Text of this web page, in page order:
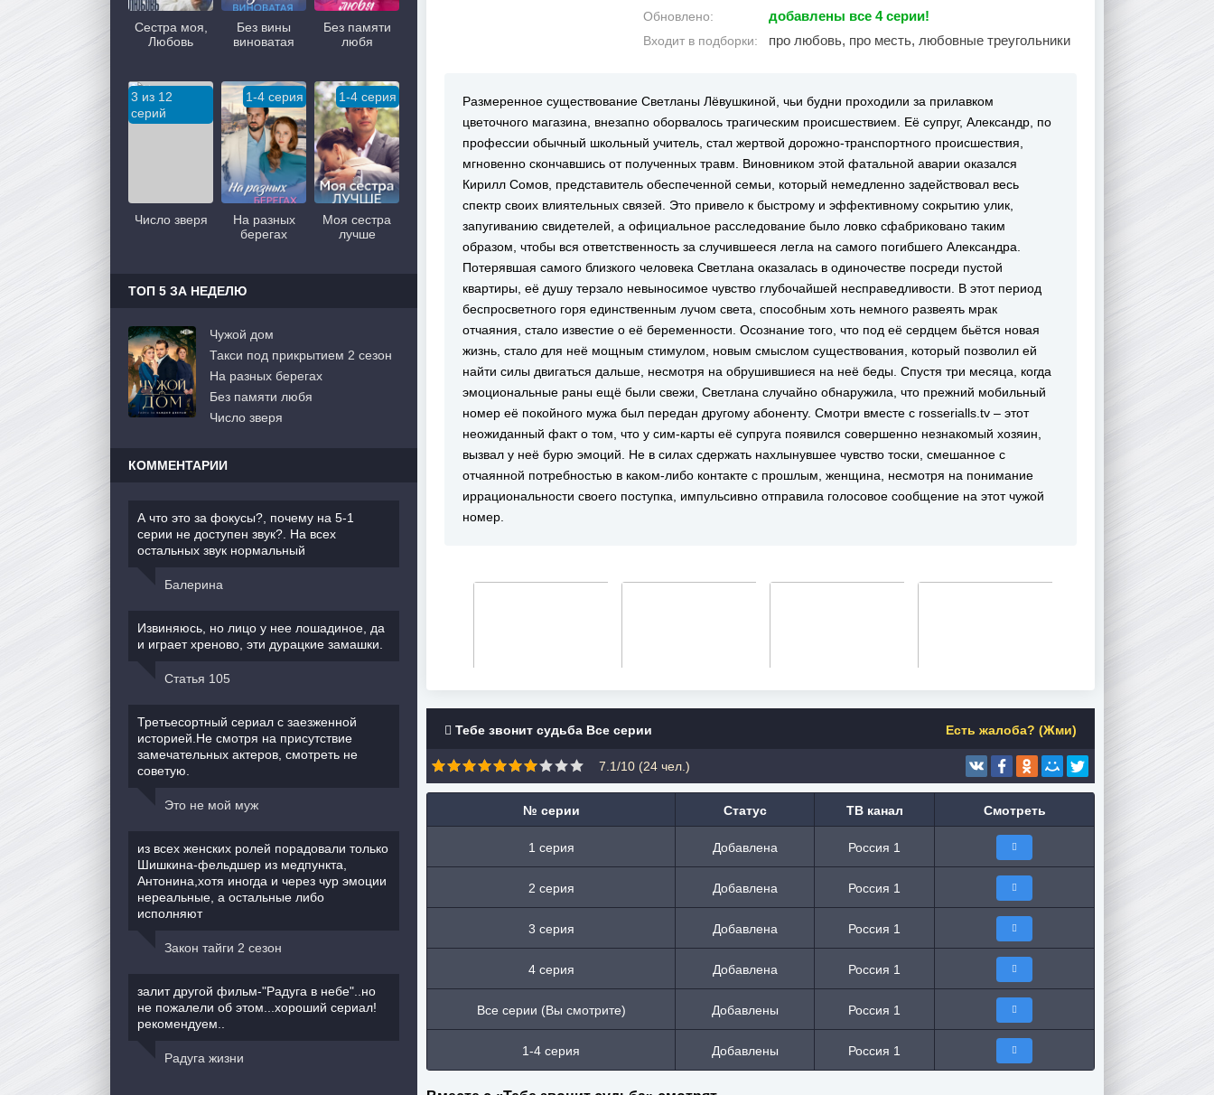
Обновлено: добавлены все 4 серии!
Входит в подборки: про любовь, про месть, любовные треугольники
Размеренное существование Светланы Лёвушкиной, чьи будни проходили за прилавком
цветочного магазина, внезапно оборвалось трагическим происшествием. Её супруг, Александр, по
профессии обычный школьный учитель, стал жертвой дорожно-транспортного происшествия,
мгновенно скончавшись от полученных травм. Виновником этой фатальной аварии оказался
Кирилл Сомов, представитель обеспеченной семьи, который немедленно задействовал весь
спектр своих влиятельных связей. Это привело к быстрому и эффективному сокрытию улик,
запугиванию свидетелей, а официальное расследование было ловко сфабриковано таким
образом, чтобы вся ответственность за случившееся легла на самого погибшего Александра.
Потерявшая самого близкого человека Светлана оказалась в одиночестве посреди пустой
квартиры, её душу терзало невыносимое чувство глубочайшей несправедливости. В этот период
беспросветного горя единственным лучом света, способным хоть немного развеять мрак
отчаяния, стало известие о её беременности. Осознание того, что под её сердцем бьётся новая
жизнь, стало для неё мощным стимулом, новым смыслом существования, который позволил ей
найти силы двигаться дальше, несмотря на обрушившиеся на неё беды. Спустя три месяца, когда
эмоциональные раны ещё были свежи, Светлана случайно обнаружила, что прежний мобильный
номер её покойного мужа был передан другому абоненту. Смотри вместе с rosserialls.tv – этот
неожиданный факт о том, что у сим-карты её супруга появился совершенно незнакомый хозяин,
вызвал у неё бурю эмоций. Не в силах сдержать нахлынувшее чувство тоски, смешанное с
отчаянной потребностью в каком-либо контакте с прошлым, женщина, несмотря на понимание
иррациональности своего поступка, импульсивно отправила голосовое сообщение на этот чужой
номер.
Тебе звонит судьба Все серии Есть жалоба? (Жми)
7.1/10 (24 чел.)
№ серии Статус ТВ канал Смотреть
1 серия Добавлена Россия 1
2 серия Добавлена Россия 1
3 серия Добавлена Россия 1
4 серия Добавлена Россия 1
Все серии (Вы смотрите) Добавлены Россия 1
1-4 серия Добавлены Россия 1
Сестра моя,
Любовь
Без вины
виноватая
Без памяти
любя
3 из 12
серий
Число зверя
1-4 серия
На разных
берегах
1-4 серия
Моя сестра
лучше
ТОП 5 ЗА НЕДЕЛЮ
Чужой дом
Такси под прикрытием 2 сезон
На разных берегах
Без памяти любя
Число зверя
КОММЕНТАРИИ
А что это за фокусы?, почему на 5-1
серии не доступен звук?. На всех
остальных звук нормальный
Балерина
Извиняюсь, но лицо у нее лошадиное, да
и играет хреново, эти дурацкие замашки.
Статья 105
Третьесортный сериал с заезженной
историей.Не смотря на присутствие
замечательных актеров, смотреть не
советую.
Это не мой муж
из всех женских ролей порадовали только
Шишкина-фельдшер из медпункта,
Антонина,хотя иногда и через чур эмоции
нереальные, а остальные либо
исполняют
Закон тайги 2 сезон
залит другой фильм-"Радуга в небе"..но
не пожалели об этом...хороший сериал!
рекомендуем..
Радуга жизни